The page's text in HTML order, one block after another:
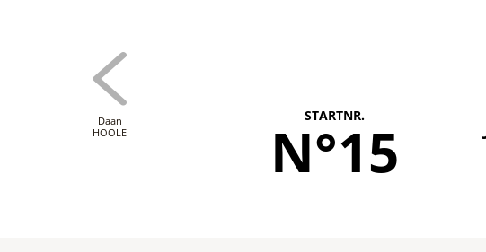
STARTNR.
N°15
Daan
HOOLE